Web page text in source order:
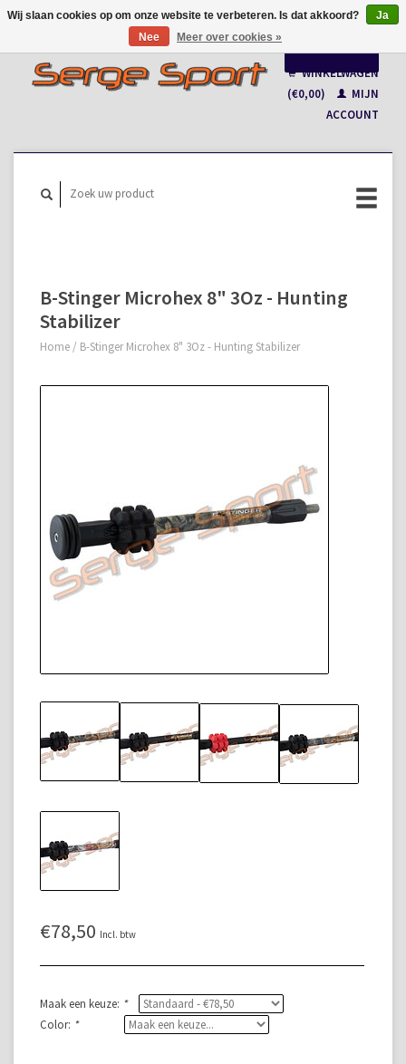
Français
WINKELWAGEN
(€0,00)
MIJN
ACCOUNT
B-Stinger Microhex 8" 3Oz - Hunting
Stabilizer
Home / B-Stinger Microhex 8" 3Oz - Hunting Stabilizer
€78,50 Incl. btw
Maak een keuze: *
Color: *
Wij slaan cookies op om onze website te verbeteren. Is dat akkoord?
Ja
Nee
Meer over cookies »